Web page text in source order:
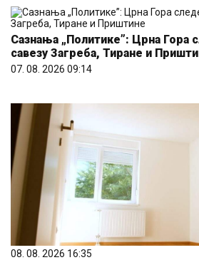
Сазнања „Политике”: Црна Гора
савезу Загреба, Тиране и
07. 08. 2026 09:14
08. 08. 2026 16:35